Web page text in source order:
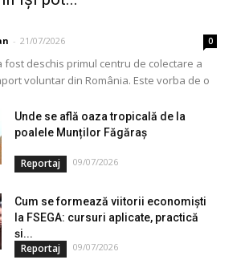
- 21/07/2026 0
fost deschis primul centru de colectare a
voluntar din România. Este vorba de o
Unde se află oaza tropicală de la
poalele Munților Făgăraș
Reportaj 09/07/2026
Cum se formează viitorii economiști
la FSEGA: cursuri aplicate, practică
și...
Reportaj 09/07/2026